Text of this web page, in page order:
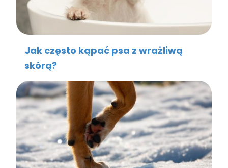
Jak często kąpać psa z wrażliwą
skórą?